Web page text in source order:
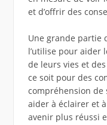
et d’offrir des
Une grande partie
l’utilise pour aider
de leurs vies et
ce soit pour des
compréhension de
aider à éclairer et
avenir plus réussi